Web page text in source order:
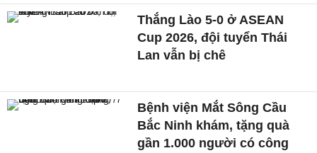
Thắng Lào 5-0 ở ASEAN
Cup 2026, đội tuyển Thái
Lan vẫn bị chê
Bệnh viện Mắt Sông Cầu
Bắc Ninh khám, tặng quà
gần 1.000 người có công